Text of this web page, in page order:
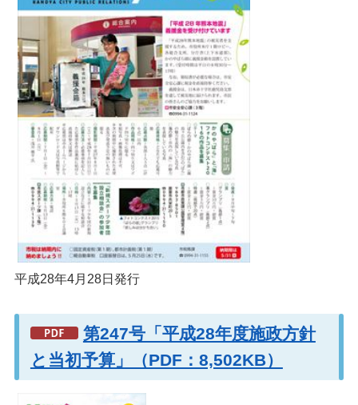
平成28年4月28日発行
第247号「平成28年度施政方針
と当初予算」（PDF：8,502KB）